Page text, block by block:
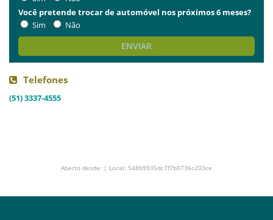
Você pretende trocar de automóvel nos próximos 6 meses?
Sim
Não
ENVIAR
Telefones
(51) 3337-4555
Aberto desde: | Local: 548b9935dc7f7b0736c203ce